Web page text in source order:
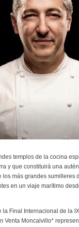
templos de la cocina
y que constituirá una
más grandes sumilleres
en un viaje marítimo
Final Internacional de la
Venta Moncalvillo*